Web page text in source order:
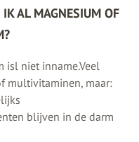
AL MAGNESIUM OF
isl niet inname.Veel
multivitaminen, maar:
blijven in de darm